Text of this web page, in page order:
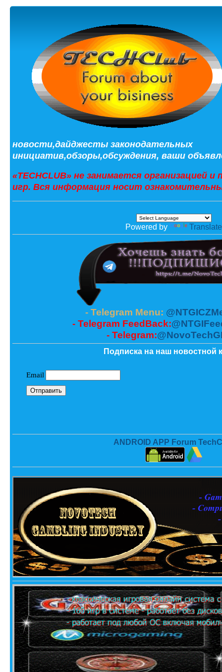
новости,дайджесты законодательных
инициатив,обзоры,обсуждения, ваши
«TECHCLUB» не занимается организацией
игр. Вся информация носит
Powered by Translate
- Telegram Menu:
- Telegram FeedBack:
- Telegram:
Подписка на наш новостной
ANDROID APP Forum